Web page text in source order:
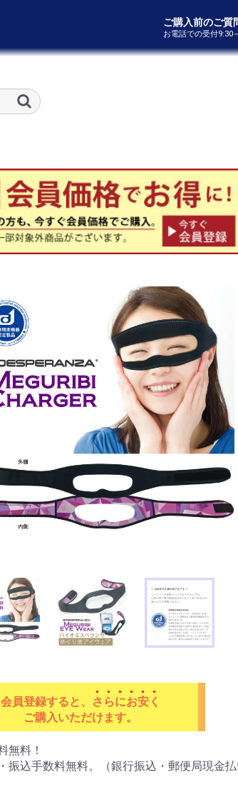
ご購入前のご質
お電話での受付9:30
菌生産物質）
(新型乳酸菌
系
ロ
ポグラン」
サンゴ草）
・ルテイン
会員登録すると、
さらにお安く
ご購入いただけます。
無料！
振込手数料無料。（銀行振込・郵便局現金